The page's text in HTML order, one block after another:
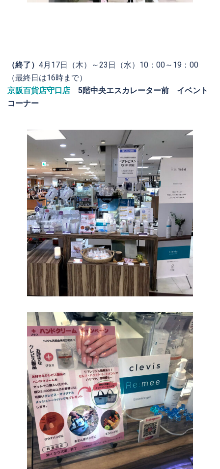
（終了） 4月17日（木）～23日（水）10：00～19：00
（最終日は16時まで）
京阪百貨店守口店
5階中央エスカレーター前 イベント
コーナー